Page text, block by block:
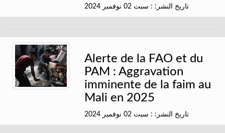
تاريخ النشر: : سبت 02 نوفمبر 2024
Alerte de la FAO et du
PAM : Aggravation
imminente de la faim au
Mali en 2025
تاريخ النشر: : سبت 02 نوفمبر 2024